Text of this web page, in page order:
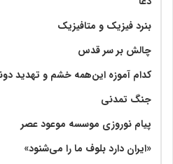
بنرد فیزیک و متافیزیک
چالش بر سر قدس
کدام آموزه این‌همه خشم و تهدید
جنگ تمدنی
پیام نوروزی موسسه موعود عصر
«ایران دارد بلوف ما را می‌شنود»